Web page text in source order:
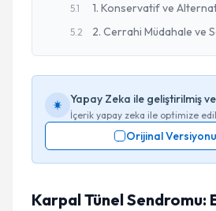
5.1 1. Konservatif ve
5.2 2. Cerrahi Müdahale ve
Yapay Zeka ile geliştirilmiş
İçerik yapay zeka ile optimize
Orijinal
Karpal Tünel Sendromu: